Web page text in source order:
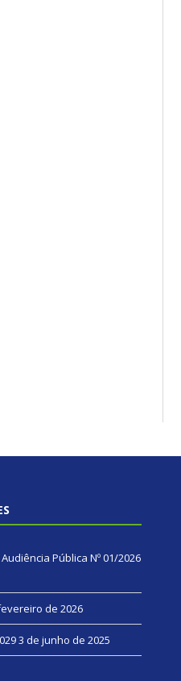
Pública Nº 01/2026
de 2026
3 de junho de 2025